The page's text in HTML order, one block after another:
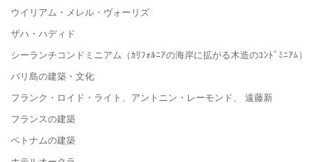
ウイリアム・メレル・ヴォーリズ
ザハ・ハディド
シーランチコンドミニアム（ｶﾘﾌｫﾙﾆｱの海岸に拡がる木造のｺﾝﾄﾞﾐﾆｱﾑ）
バリ島の建築・文化
フランク・ロイド・ライト、アントニン・レーモンド、 遠藤新
フランスの建築
ベトナムの建築